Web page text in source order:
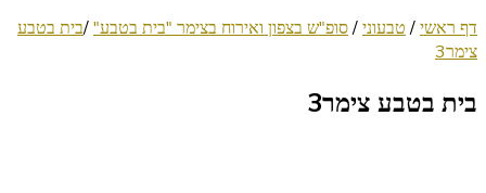
דף ראשי/ טבעוני/סופ"ש בצפון ואירוח בצימר "בית בטבע"/בית בטבע
צימר3
בית בטבע צימר3